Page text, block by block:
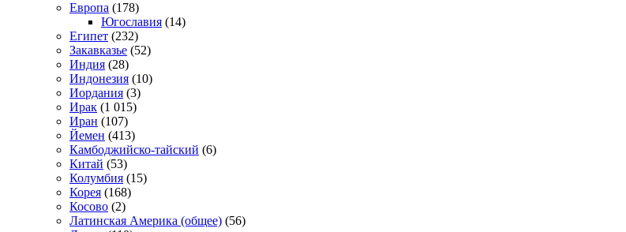
Европа (178)
Югославия (14)
Египет (232)
Закавказье (52)
Индия (28)
Индонезия (10)
Иордания (3)
Ирак (1 015)
Иран (107)
Йемен (413)
Камбоджийско-тайский (6)
Китай (53)
Колумбия (15)
Корея (168)
Косово (2)
Латинская Америка (общее) (56)